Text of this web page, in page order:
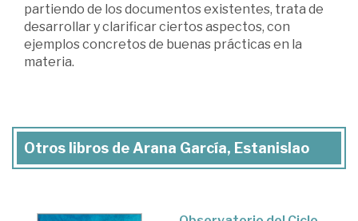
partiendo de los documentos existentes, trata de
desarrollar y clarificar ciertos aspectos, con
ejemplos concretos de buenas prácticas en la
materia.
Otros libros de Arana García, Estanislao